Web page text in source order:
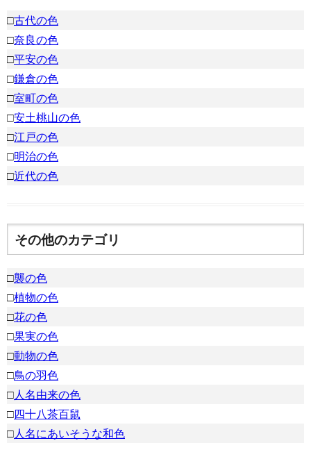
□古代の色
□奈良の色
□平安の色
□鎌倉の色
□室町の色
□安土桃山の色
□江戸の色
□明治の色
□近代の色
その他のカテゴリ
□襲の色
□植物の色
□花の色
□果実の色
□動物の色
□鳥の羽色
□人名由来の色
□四十八茶百鼠
□人名にあいそうな和色